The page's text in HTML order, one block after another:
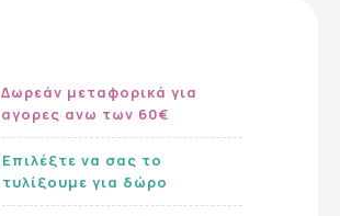
Δωρεάν μεταφορικά για
αγορες ανω των 60€
Επιλέξτε να σας το
τυλίξουμε για δώρο